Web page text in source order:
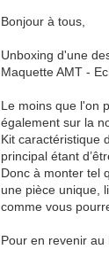
Bonjour à tous,
Unboxing d'une
Maquette AMT -
Le moins que l'on
également sur la
Kit caractéristique
principal étant
Donc à monter tel
une pièce unique,
comme vous
Pour en revenir au